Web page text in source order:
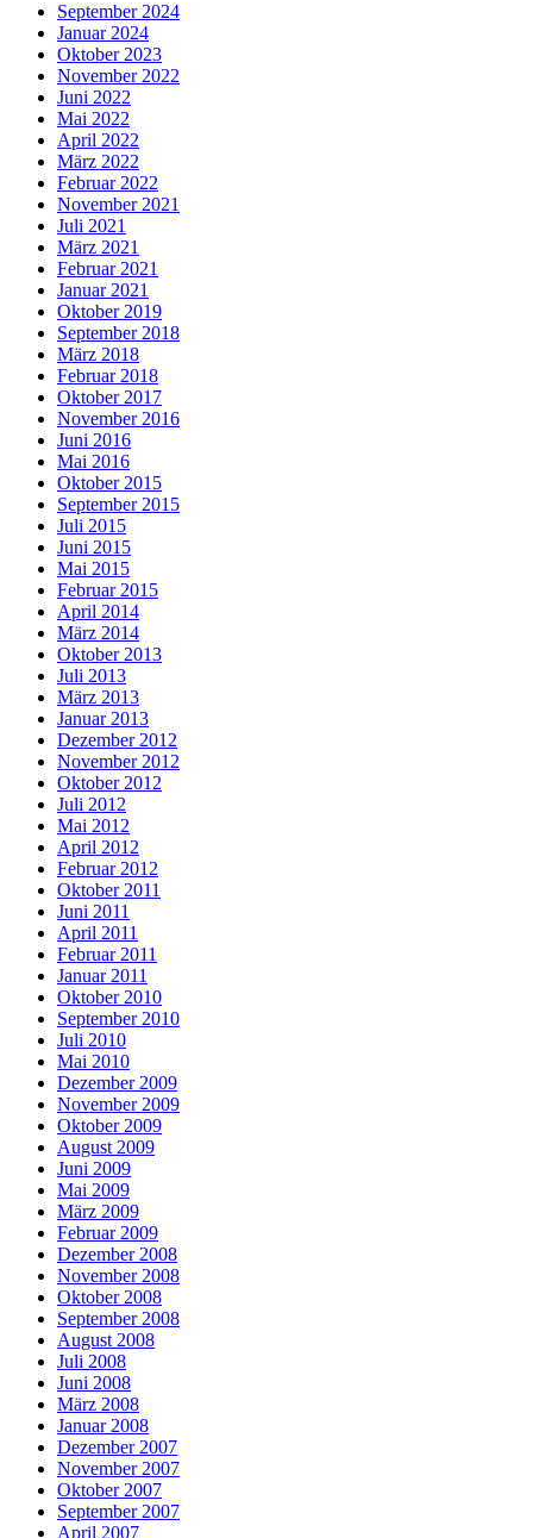
September 2024
Januar 2024
Oktober 2023
November 2022
Juni 2022
Mai 2022
April 2022
März 2022
Februar 2022
November 2021
Juli 2021
März 2021
Februar 2021
Januar 2021
Oktober 2019
September 2018
März 2018
Februar 2018
Oktober 2017
November 2016
Juni 2016
Mai 2016
Oktober 2015
September 2015
Juli 2015
Juni 2015
Mai 2015
Februar 2015
April 2014
März 2014
Oktober 2013
Juli 2013
März 2013
Januar 2013
Dezember 2012
November 2012
Oktober 2012
Juli 2012
Mai 2012
April 2012
Februar 2012
Oktober 2011
Juni 2011
April 2011
Februar 2011
Januar 2011
Oktober 2010
September 2010
Juli 2010
Mai 2010
Dezember 2009
November 2009
Oktober 2009
August 2009
Juni 2009
Mai 2009
März 2009
Februar 2009
Dezember 2008
November 2008
Oktober 2008
September 2008
August 2008
Juli 2008
Juni 2008
März 2008
Januar 2008
Dezember 2007
November 2007
Oktober 2007
September 2007
April 2007